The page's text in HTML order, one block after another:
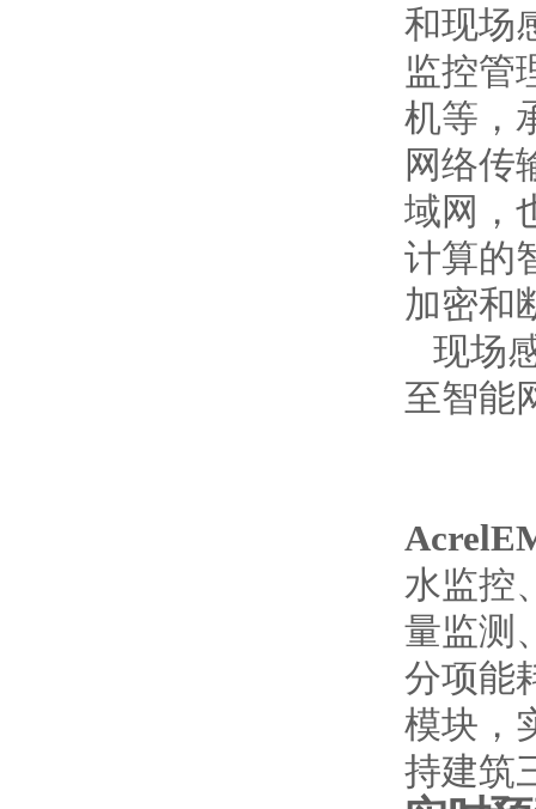
和现场
监控管
机等，
网络传
域网，
计算的
加密和
现场
至智能
水监控
量监测
分项能
模块，
持建筑